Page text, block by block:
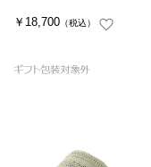
￥18,700 （税込）